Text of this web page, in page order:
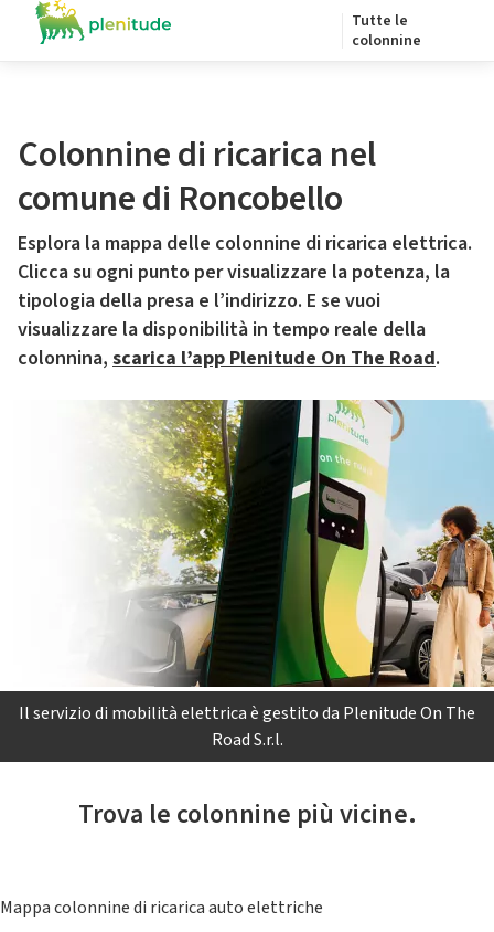
Tutte le
colonnine
Colonnine di ricarica nel
comune di Roncobello
Esplora la mappa delle colonnine di ricarica elettrica.
Clicca su ogni punto per visualizzare la potenza, la
tipologia della presa e l’indirizzo. E se vuoi
visualizzare la disponibilità in tempo reale della
colonnina, scarica l’app Plenitude On The Road.
Il servizio di mobilità elettrica è gestito da Plenitude On The
Road S.r.l.
Trova le colonnine più vicine.
Mappa colonnine di ricarica auto elettriche